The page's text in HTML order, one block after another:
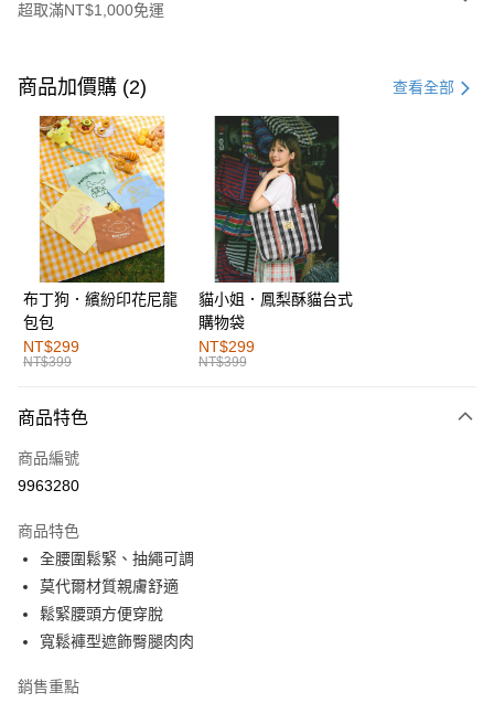
超取滿NT$1,000免運
信用卡一次付款
購物金
超商取貨付款
LINE Pay
街口支付
運送方式
全家取貨付款
每筆NT$60，滿NT$1,000(含以上)免運費
付款後全家取貨
萊爾富取貨付款
付款後萊爾富取貨
每筆NT$60，滿NT$1,000(含以上)免運費
7-11取貨付款
每筆NT$60，滿NT$1,000(含以上)免運費
付款後7-11取貨
商品加價購 (2) 查看全部
布丁狗．繽紛印花尼龍
包包
NT$299
NT$399
貓小姐．鳳梨酥貓台式
購物袋
NT$299
NT$399
商品特色
商品編號
9963280
商品特色
全腰圍鬆緊、抽繩可調
莫代爾材質親膚舒適
鬆緊腰頭方便穿脫
寬鬆褲型遮飾臀腿肉肉
銷售重點